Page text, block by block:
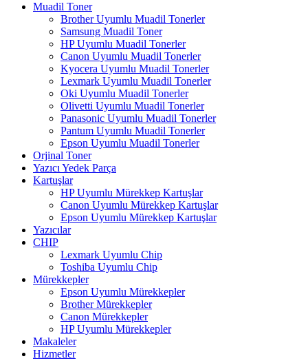
Muadil Toner
Brother Uyumlu Muadil Tonerler
Samsung Muadil Toner
HP Uyumlu Muadil Tonerler
Canon Uyumlu Muadil Tonerler
Kyocera Uyumlu Muadil Tonerler
Lexmark Uyumlu Muadil Tonerler
Oki Uyumlu Muadil Tonerler
Olivetti Uyumlu Muadil Tonerler
Panasonic Uyumlu Muadil Tonerler
Pantum Uyumlu Muadil Tonerler
Epson Uyumlu Muadil Tonerler
Orjinal Toner
Yazıcı Yedek Parça
Kartuşlar
HP Uyumlu Mürekkep Kartuşlar
Canon Uyumlu Mürekkep Kartuşlar
Epson Uyumlu Mürekkep Kartuşlar
Yazıcılar
CHIP
Lexmark Uyumlu Chip
Toshiba Uyumlu Chip
Mürekkepler
Epson Uyumlu Mürekkepler
Brother Mürekkepler
Canon Mürekkepler
HP Uyumlu Mürekkepler
Makaleler
Hizmetler